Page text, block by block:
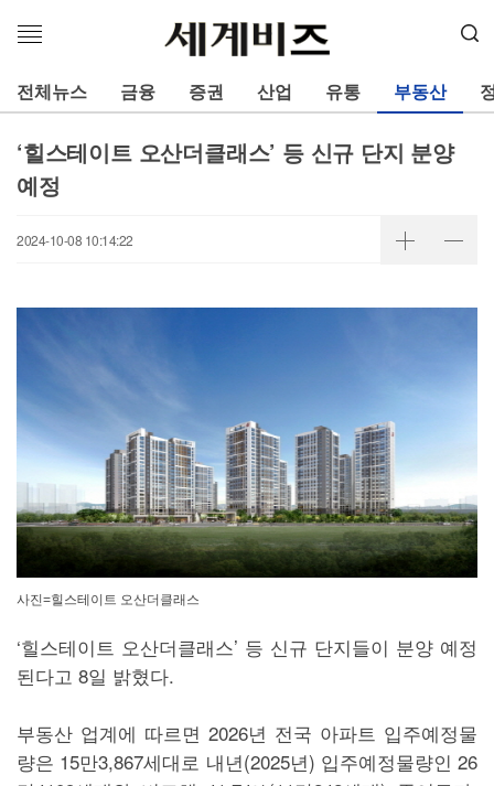
메
열
기
전체뉴스 금융 증권 산업 유통 부동산
‘힐스테이트 오산더클래스’ 등 신규 단지 분양
예정
2024-10-08 10:14:22
사진=힐스테이트 오산더클래스
‘힐스테이트 오산더클래스’ 등 신규 단지들이 분양 예정
된다고 8일 밝혔다.
부동산 업계에 따르면 2026년 전국 아파트 입주예정물
량은 15만3,867세대로 내년(2025년) 입주예정물량인 26